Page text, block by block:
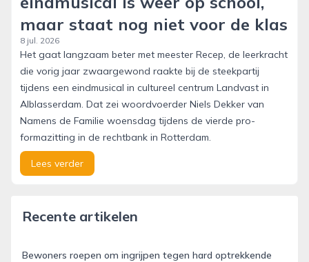
maar staat nog niet voor de klas
8 jul. 2026
Het gaat langzaam beter met meester Recep, de leerkracht
die vorig jaar zwaargewond raakte bij de steekpartij
tijdens een eindmusical in cultureel centrum Landvast in
Alblasserdam. Dat zei woordvoerder Niels Dekker van
Namens de Familie woensdag tijdens de vierde pro-
formazitting in de rechtbank in Rotterdam.
Lees verder
Recente artikelen
Bewoners roepen om ingrijpen tegen hard optrekkende